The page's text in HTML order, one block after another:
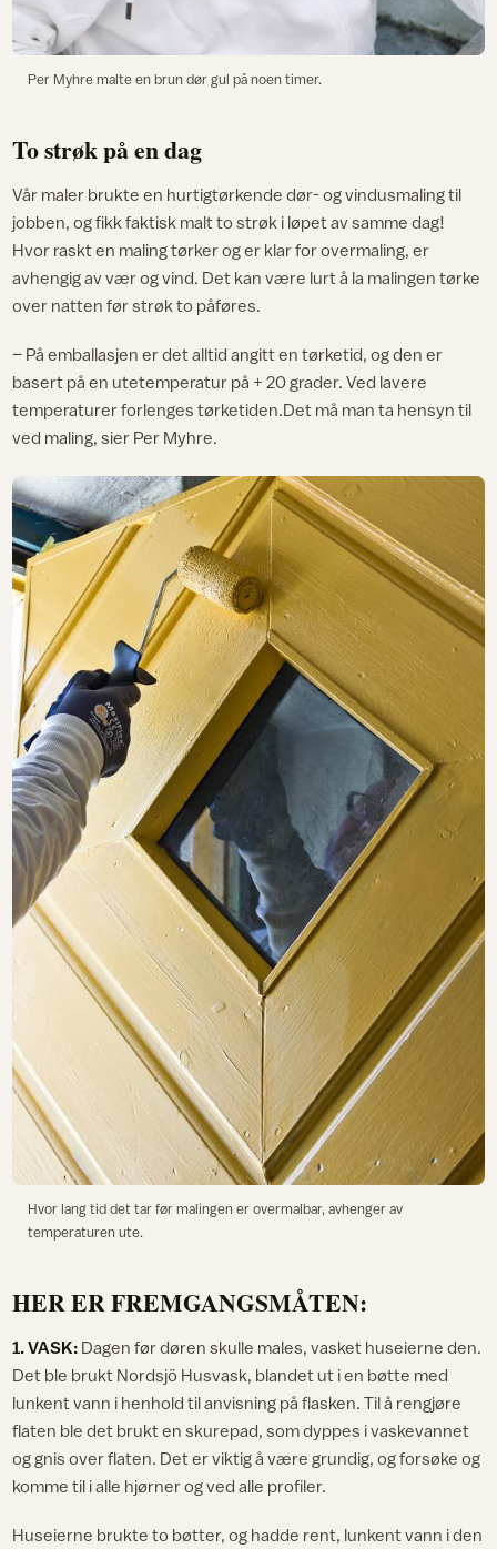
Per Myhre malte en brun dør gul på noen timer.
To strøk på en dag
Vår maler brukte en hurtigtørkende dør- og vindusmaling til
jobben, og fikk faktisk malt to strøk i løpet av samme dag!
Hvor raskt en maling tørker og er klar for overmaling, er
avhengig av vær og vind. Det kan være lurt å la malingen tørke
over natten før strøk to påføres.
– På emballasjen er det alltid angitt en tørketid, og den er
basert på en utetemperatur på + 20 grader. Ved lavere
temperaturer forlenges tørketiden.Det må man ta hensyn til
ved maling, sier Per Myhre.
Hvor lang tid det tar før malingen er overmalbar, avhenger av
temperaturen ute.
HER ER FREMGANGSMÅTEN:
1. VASK: Dagen før døren skulle males, vasket huseierne den.
Det ble brukt Nordsjö Husvask, blandet ut i en bøtte med
lunkent vann i henhold til anvisning på flasken. Til å rengjøre
flaten ble det brukt en skurepad, som dyppes i vaskevannet
og gnis over flaten. Det er viktig å være grundig, og forsøke og
komme til i alle hjørner og ved alle profiler.
Huseierne brukte to bøtter, og hadde rent, lunkent vann i den